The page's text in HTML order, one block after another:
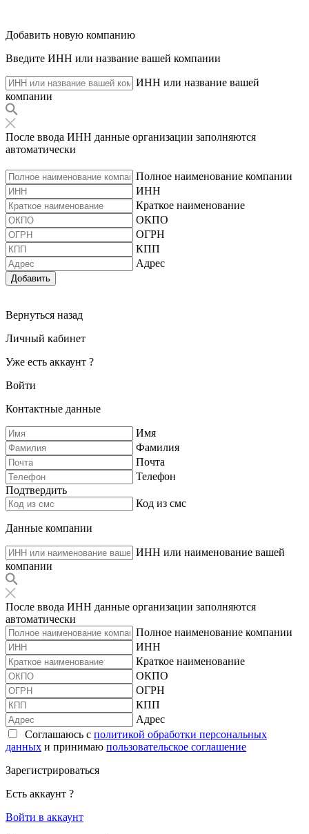
Добавить новую компанию
Введите ИНН или название вашей компании
ИНН или название вашей
компании
После ввода ИНН данные организации заполняются
автоматически
Полное наименование компании
ИНН
Краткое наименование
ОКПО
ОГРН
КПП
Адрес
Добавить
Вернуться назад
Личный кабинет
Уже есть аккаунт ?
Войти
Контактные данные
Имя
Фамилия
Почта
Телефон
Подтвердить
Код из смс
Данные компании
ИНН или наименование вашей
компании
После ввода ИНН данные организации заполняются
автоматически
Полное наименование компании
ИНН
Краткое наименование
ОКПО
ОГРН
КПП
Адрес
Соглашаюсь с политикой обработки персональных
данных и принимаю пользовательское соглашение
Зарегистрироваться
Есть аккаунт ?
Войти в аккаунт